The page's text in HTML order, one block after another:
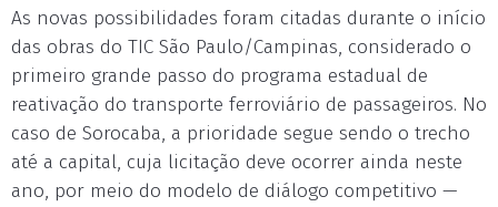
As novas possibilidades foram citadas durante o início
das obras do TIC São Paulo/Campinas, considerado o
primeiro grande passo do programa estadual de
reativação do transporte ferroviário de passageiros. No
caso de Sorocaba, a prioridade segue sendo o trecho
até a capital, cuja licitação deve ocorrer ainda neste
ano, por meio do modelo de diálogo competitivo —